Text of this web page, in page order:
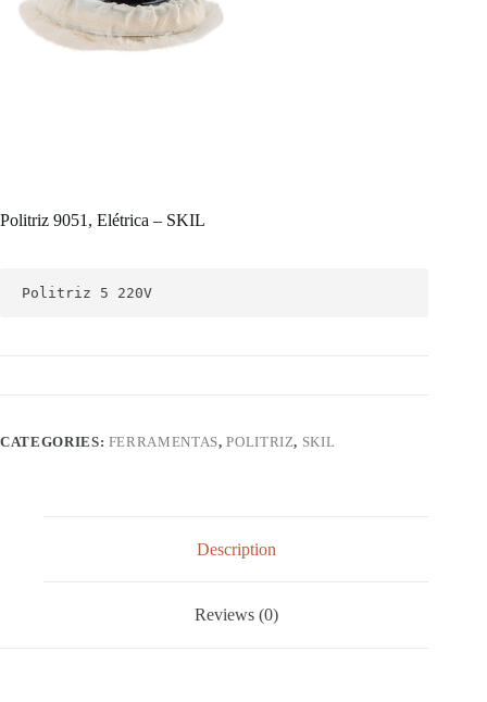
Politriz 9051, Elétrica – SKIL
Politriz 5 220V
CATEGORIES: FERRAMENTAS,POLITRIZ, SKIL
Description
Reviews (0)